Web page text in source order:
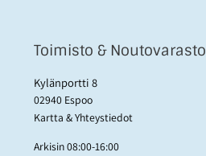
Toimisto & Noutovarasto
Kylänportti 8
02940 Espoo
Kartta & Yhteystiedot
Arkisin 08:00-16:00